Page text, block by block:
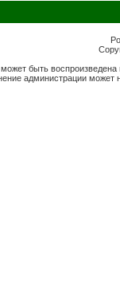
быть
администрации может